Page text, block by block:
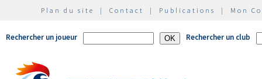
Plan du site | Contact | Publications | Mon
Rechercher un joueur Rechercher un club